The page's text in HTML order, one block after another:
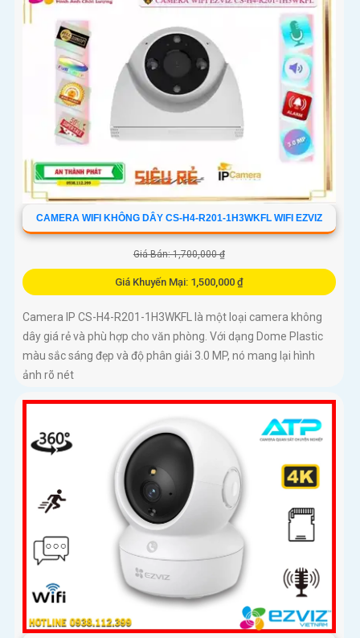
CAMERA WIFI KHÔNG DÂY CS-H4-R201-1H3WKFL WIFI EZVIZ
Giá Bán: 1,700,000 ₫
Giá Khuyến Mại: 1,500,000 ₫
Camera IP CS-H4-R201-1H3WKFL là một loại camera không
dây giá rẻ và phù hợp cho văn phòng. Với dạng Dome Plastic
màu sắc sáng đẹp và độ phân giải 3.0 MP, nó mang lại hình
ảnh rõ nét